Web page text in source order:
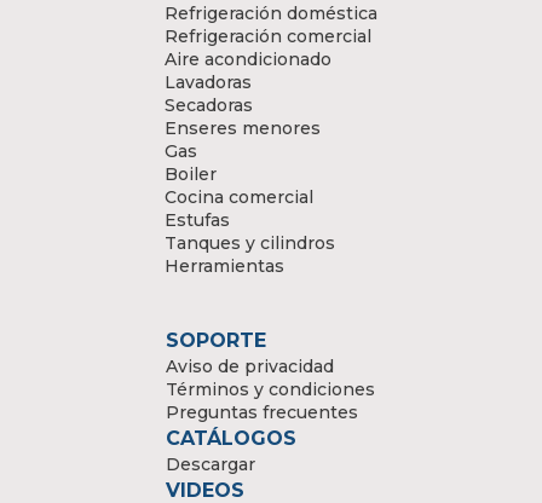
Refrigeración doméstica
Refrigeración comercial
Aire acondicionado
Lavadoras
Secadoras
Enseres menores
Gas
Boiler
Cocina comercial
Estufas
Tanques y cilindros
Herramientas
SOPORTE
Aviso de privacidad
Términos y condiciones
Preguntas frecuentes
CATÁLOGOS
Descargar
VIDEOS